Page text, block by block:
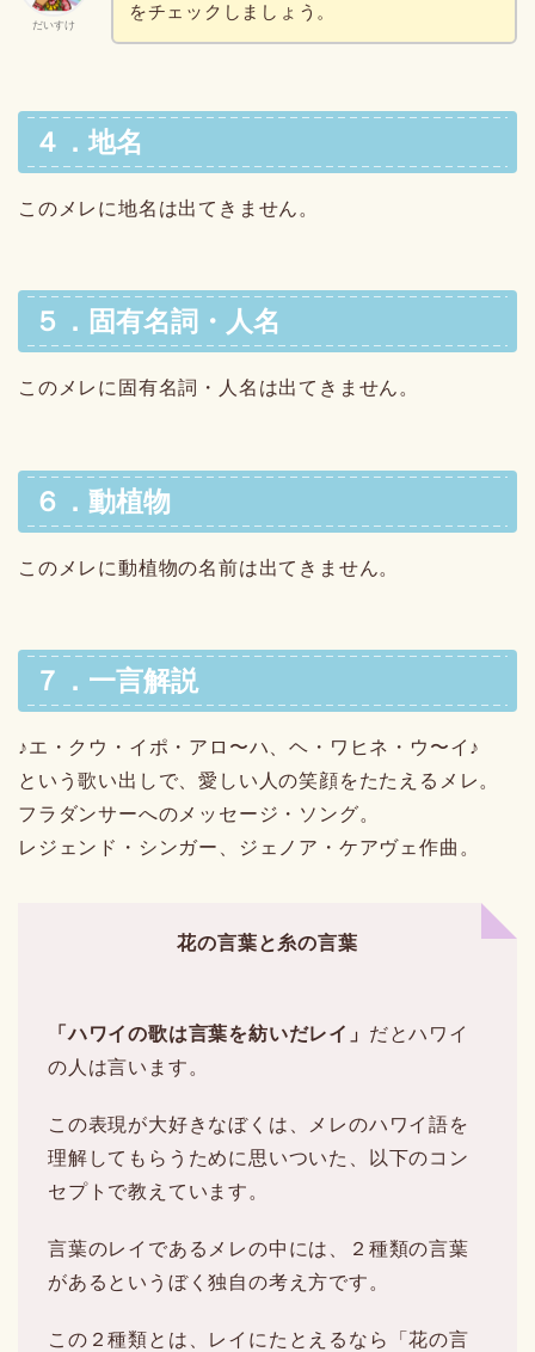
だいすけ
をチェックしましょう。
４．地名
このメレに地名は出てきません。
５．固有名詞・人名
このメレに固有名詞・人名は出てきません。
６．動植物
このメレに動植物の名前は出てきません。
７．一言解説
♪エ・クウ・イポ・アロ〜ハ、ヘ・ワヒネ・ウ〜イ♪
という歌い出しで、愛しい人の笑顔をたたえるメレ。
フラダンサーへのメッセージ・ソング。
レジェンド・シンガー、ジェノア・ケアヴェ作曲。
花の言葉と糸の言葉
「ハワイの歌は言葉を紡いだレイ」 だとハワイ
の人は言います。
この表現が大好きなぼくは、メレのハワイ語を
理解してもらうために思いついた、以下のコン
セプトで教えています。
言葉のレイであるメレの中には、２種類の言葉
があるというぼく独自の考え方です。
この２種類とは、レイにたとえるなら「花の言